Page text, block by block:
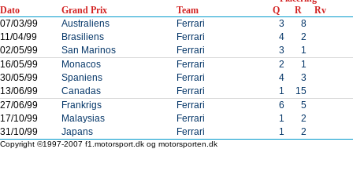
Dato Grand Prix Team
Q
R
Rv
07/03/99
Australiens Ferrari 3
8
11/04/99
Brasiliens Ferrari 4
2
02/05/99
San Marinos Ferrari 3
1
16/05/99
Monacos Ferrari 2
1
30/05/99
Spaniens Ferrari 4
3
13/06/99
Canadas Ferrari 1
15
27/06/99
Frankrigs Ferrari 6
5
17/10/99
Malaysias Ferrari 1
2
31/10/99
Japans Ferrari 1 2
Copyright ©1997-2007 f1.motorsport.dk og motorsporten.dk